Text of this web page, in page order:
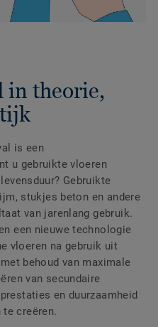
in theorie,
is een
u gebruikte vloeren
Gebruikte
stukjes beton en andere
van jarenlang gebruik.
een nieuwe technologie
vloeren na gebruik uit
behoud van maximale
van secundaire
en duurzaamheid
creëren.